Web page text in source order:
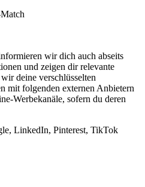
wir dich auch abseits
und zeigen dir relevante
deine verschlüsselten
mit folgenden externen Anbietern
Werbekanäle, sofern du deren
LinkedIn, Pinterest, TikTok